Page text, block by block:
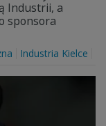
Industrii, a
sponsora
Industria Kielce